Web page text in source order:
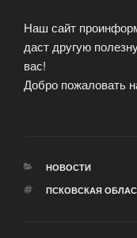
Наш сайт
даст другую
вас!
Добро пожаловать
РУБРИКИ
НОВОСТИ
МЕТКИ
ПСКОВСКАЯ